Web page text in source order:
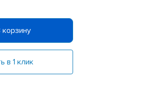
корзину
в 1 клик